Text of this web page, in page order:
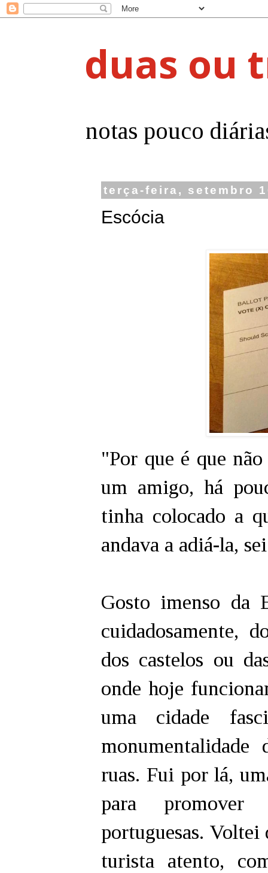
duas ou
notas pouco
terça-feira, setembro
Escócia
"Por que é que
um amigo, há
tinha colocado a
andava a adiá-la,
Gosto imenso da
cuidadosamente,
dos castelos ou
onde hoje
uma cidade
ruas. Fui por lá,
para promover
portuguesas. Voltei
turista atento,